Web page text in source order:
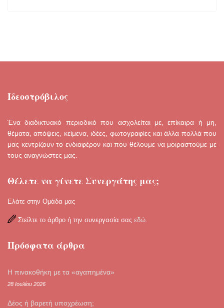
Ιδεοστρόβιλος
Ένα διαδικτυακό περιοδικό που ασχολείται με, επίκαιρα ή μη,
θέματα, απόψεις, κείμενα, ιδέες, φωτογραφίες και άλλα πολλά που
μας κεντρίζουν το ενδιαφέρον και που θέλουμε να μοιραστούμε με
τους αναγνώστες μας.
Θέλετε να γίνετε Συνεργάτης μας;
Ελάτε στην Ομάδα μας
Στείλτε το άρθρο ή την συνεργασία σας εδώ.
Πρόσφατα άρθρα
Η πινακοθήκη με τα «αγαπημένα»
28 Ιουλίου 2026
Δέος ή βαρετή υποχρέωση;